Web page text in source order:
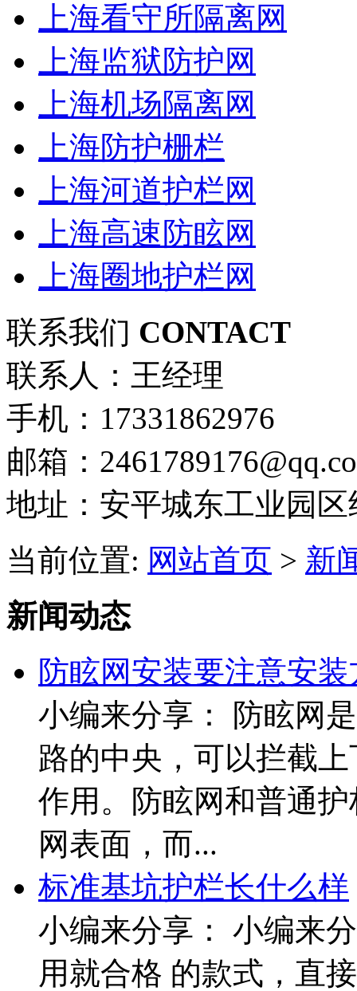
上海看守所隔离网
上海监狱防护网
上海机场隔离网
上海防护栅栏
上海河道护栏网
上海高速防眩网
上海圈地护栏网
联系我们 CONTACT
联系人：王经理
手机：17331862976
邮箱：
地址：安平城东工业园区
当前位置: 网站首页 > 新
新闻动态
防眩网安装要注意安
小编来分享： 防眩网
路的中央，可以拦截
作用。防眩网和普通
网表面，而...
标准基坑护栏长什么样
小编来分享： 小编来
用就合格 的款式，直